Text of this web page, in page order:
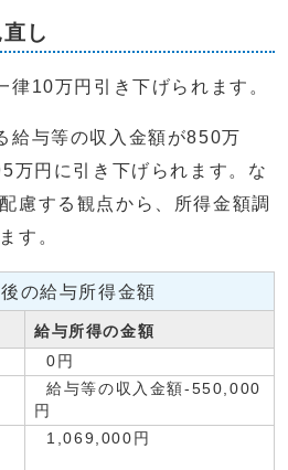
し
律10万円引き下げられます。
給与等の収入金額が850万
万円に引き下げられます。な
慮する観点から、所得金額調
す。
の給与所得金額
給与所得の金額
0円
給与等の収入金額-550,000
円
1,069,000円